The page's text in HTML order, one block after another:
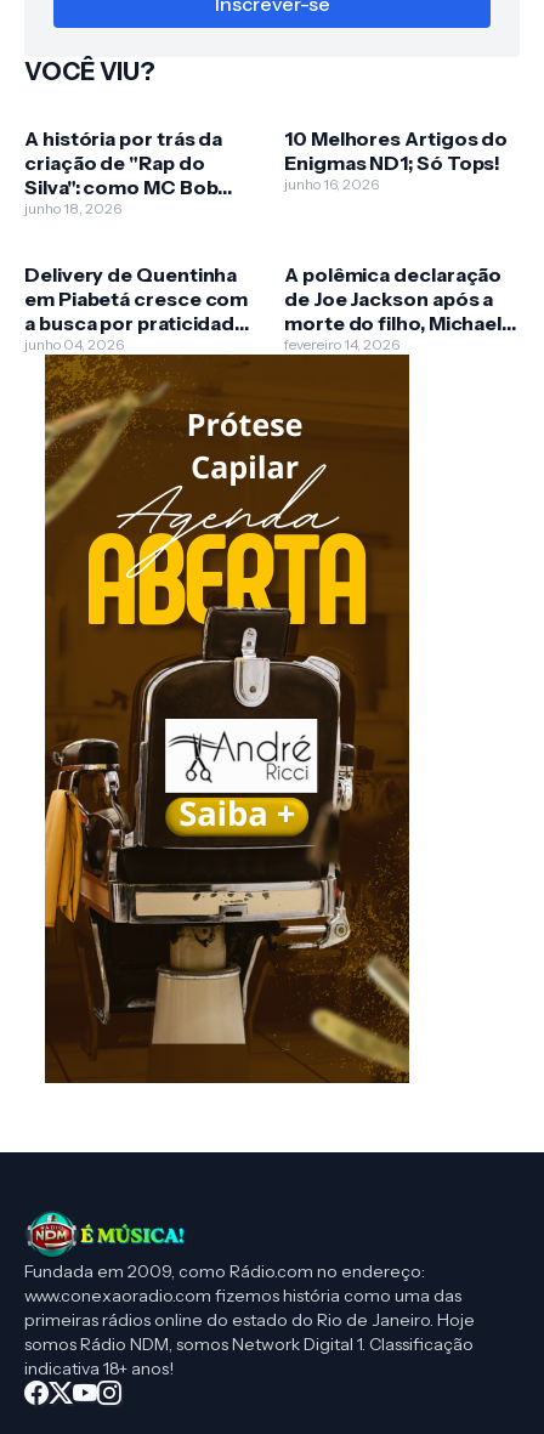
VOCÊ VIU?
A história por trás da
criação de "Rap do
Silva": como MC Bob
Rum
junho 18, 2026
10 Melhores Artigos do
Enigmas ND1; Só Tops!
junho 16, 2026
Delivery de Quentinha
em Piabetá cresce com
a busca por praticidade
e refeições de
qualidade
junho 04, 2026
A polêmica declaração
de Joe Jackson após a
morte do filho, Michael
Jackson
fevereiro 14, 2026
Fundada em 2009, como Rádio.com no endereço:
www.conexaoradio.com fizemos história como uma das
primeiras rádios online do estado do Rio de Janeiro. Hoje
somos Rádio NDM, somos Network Digital 1. Classificação
indicativa 18+ anos!